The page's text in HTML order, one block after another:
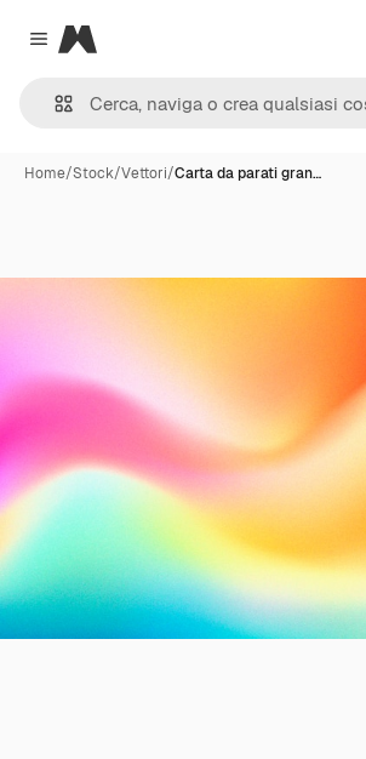
Close menu
Magnific
Home/Stock/Vettori/Carta da parati gran…